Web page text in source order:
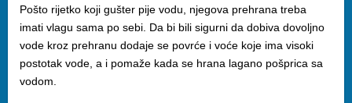
Pošto rijetko koji gušter pije vodu, njegova prehrana treba
imati vlagu sama po sebi. Da bi bili sigurni da dobiva dovoljno
vode kroz prehranu dodaje se povrće i voće koje ima visoki
postotak vode, a i pomaže kada se hrana lagano pošprica sa
vodom.